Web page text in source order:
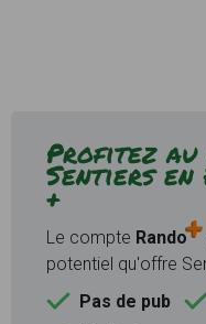
Profitez au
Sentiers en
+
Le compte Rando
potentiel qu'offre
Pas de pub